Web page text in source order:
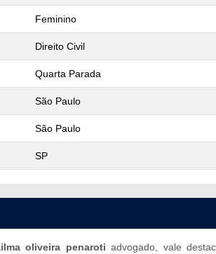
Feminino
Direito Civil
Quarta Parada
São Paulo
São Paulo
SP
oliveira penaroti advogado, vale